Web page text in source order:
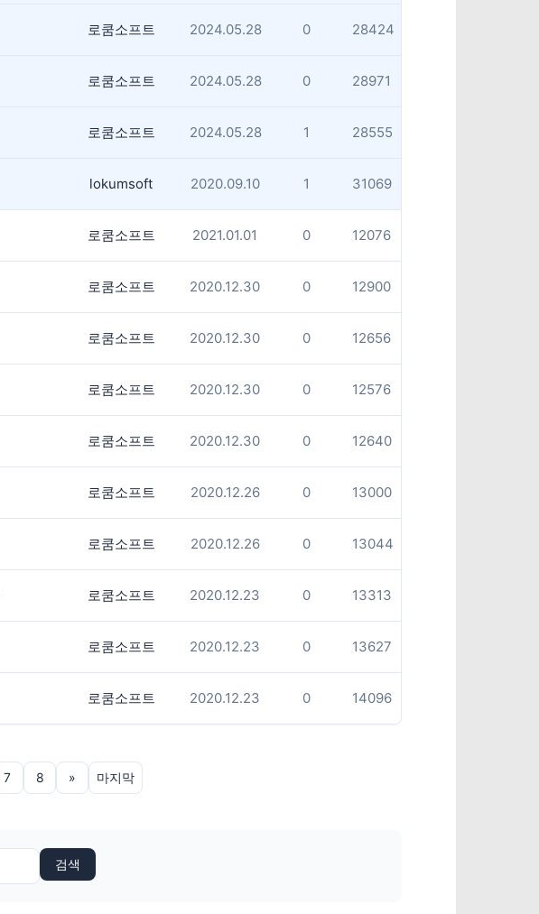
로쿰소프트 2024.05.28 0 28424
로쿰소프트 2024.05.28 0 28971
로쿰소프트 2024.05.28 1 28555
lokumsoft 2020.09.10 1 31069
로쿰소프트 2021.01.01 0 12076
로쿰소프트 2020.12.30 0 12900
로쿰소프트 2020.12.30 0 12656
로쿰소프트 2020.12.30 0 12576
로쿰소프트 2020.12.30 0 12640
로쿰소프트 2020.12.26 0 13000
로쿰소프트 2020.12.26 0 13044
로쿰소프트 2020.12.23 0 13313
로쿰소프트 2020.12.23 0 13627
로쿰소프트 2020.12.23 0 14096
7 8 » 마지막
검색